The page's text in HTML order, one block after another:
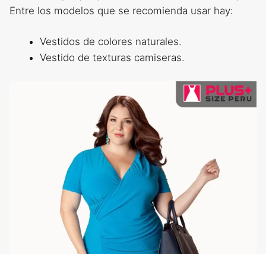
Entre los modelos que se recomienda usar hay:
Vestidos de colores naturales.
Vestido de texturas camiseras.